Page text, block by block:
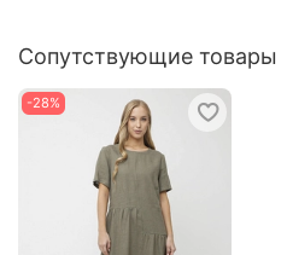
Сопутствующие товары
-28%